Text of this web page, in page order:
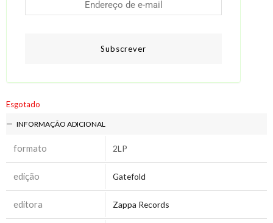
Subscrever
Esgotado
INFORMAÇÃO ADICIONAL
formato 2LP
edição Gatefold
editora Zappa Records